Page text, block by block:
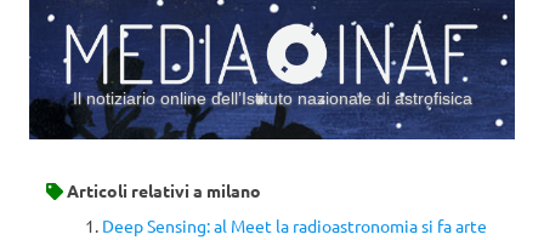
Il notiziario online dell’Istituto nazionale di astrofisica
Articoli relativi a milano
Deep Sensing: al Meet la radioastronomia si fa arte